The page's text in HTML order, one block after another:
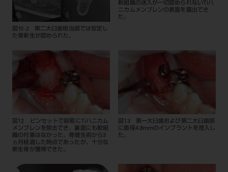
図10-2 第二大臼歯相当部では安定し
た骨新生が認められた。
軟組織の迷入が一切認められないTiハ
ニカムメンブレンの表面を露出でき
た。
図12 ピンセットで容易にTiハニカム
メンブレンを除去でき、裏面にも軟組
織の付着はなかった。骨増生術から3
ヵ月経過した時点であったが、十分な
新生骨が獲得できた。
図13 第一大臼歯および第二大臼歯部
に直径4.8mmのインプラントを埋入し
た。